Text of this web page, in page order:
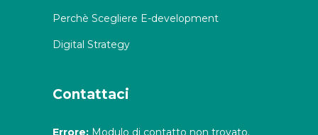
Perchè Scegliere E-development
Digital Strategy
Contattaci
Errore: Modulo di contatto non trovato.